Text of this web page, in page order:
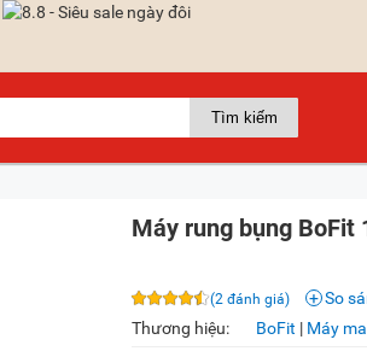
Máy rung bụng BoFit
(2 đánh giá)
So
Thương hiệu:
BoFit | Máy